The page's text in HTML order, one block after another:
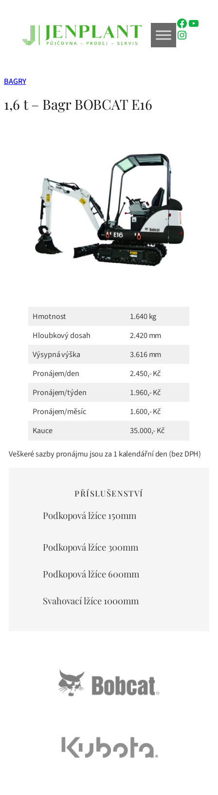
BAGRY
1,6 t – Bagr BOBCAT E16
Hmotnost
1.640 kg
Hloubkový dosah
2.420 mm
Výsypná výška
3.616 mm
Pronájem/den
2.450,- Kč
Pronájem/týden
1.960,- Kč
Pronájem/měsíc
1.600,- Kč
Kauce
35.000,- Kč
Veškeré sazby pronájmu jsou za 1 kalendářní den (bez DPH)
PŘÍSLUŠENSTVÍ
Podkopová lžíce 150mm
Podkopová lžíce 300mm
Podkopová lžíce 600mm
Svahovací lžíce 1000mm